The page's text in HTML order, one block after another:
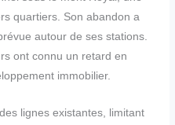
quartiers. Son abandon a
autour de ses stations.
ont connu un retard en
immobilier.
lignes existantes, limitant